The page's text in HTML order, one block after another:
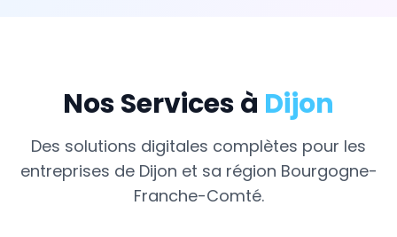
Nos Services à Dijon
Des solutions digitales complètes pour les
entreprises de Dijon et sa région Bourgogne-
Franche-Comté.